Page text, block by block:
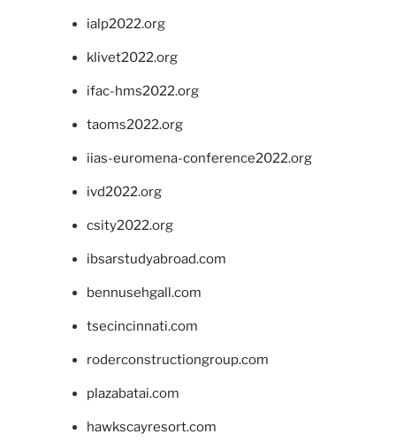
ialp2022.org
klivet2022.org
ifac-hms2022.org
taoms2022.org
iias-euromena-conference2022.org
ivd2022.org
csity2022.org
ibsarstudyabroad.com
bennusehgall.com
tsecincinnati.com
roderconstructiongroup.com
plazabatai.com
hawkscayresort.com